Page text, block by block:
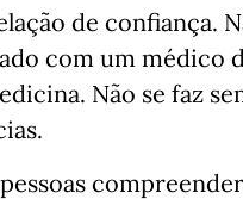
de confiança.
com um médico
Não se faz